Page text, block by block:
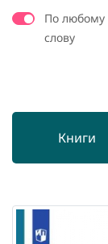
По любому
слову
Книги